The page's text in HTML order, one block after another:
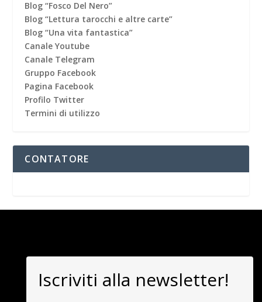
Blog “Fosco Del Nero”
Blog “Lettura tarocchi e altre carte”
Blog “Una vita fantastica”
Canale Youtube
Canale Telegram
Gruppo Facebook
Pagina Facebook
Profilo Twitter
Termini di utilizzo
CONTATORE
Iscriviti alla newsletter!